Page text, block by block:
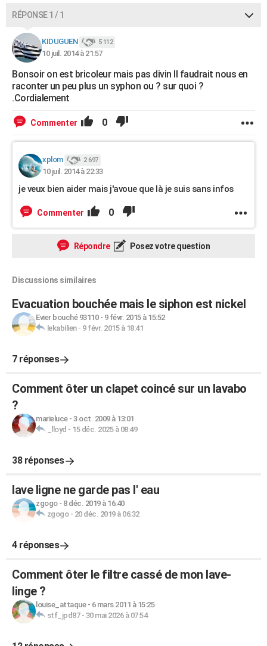
S'inscrire
Se connecter
Lycées
Collèges
Primaires
Universités
Entreprises
Service militaire
Avis de recherche
AVIS DE DÉCÈS
FORUM
Bricolage
Lifestyle
Culture
Sport
Auto
Television
Voyage
Cinema
RÉPONSE 1 / 1
KIDUGUEN 5 112
10 juil. 2014 à 21:57
Bonsoir on est bricoleur mais pas divin Il faudrait nous en
raconter un peu plus un syphon ou ? sur quoi ?
.Cordialement
Commenter 0
xplom 2 697
10 juil. 2014 à 22:33
je veux bien aider mais j'avoue que là je suis sans infos
Commenter 0
Répondre Posez votre question
Discussions similaires
Evacuation bouchée mais le siphon est nickel
Evier bouché 93110- 9 févr. 2015 à 15:52
lekabilien- 9 févr. 2015 à 18:41
7 réponses
Comment ôter un clapet coincé sur un lavabo
?
marieluce- 3 oct. 2009 à 13:01
_lloyd - 15 déc. 2025 à 08:49
38 réponses
lave ligne ne garde pas l' eau
zgogo- 8 déc. 2019 à 16:40
zgogo- 20 déc. 2019 à 06:32
4 réponses
Comment ôter le filtre cassé de mon lave-
linge ?
louise_attaque- 6 mars 2011 à 15:25
stf_jpd87- 30 mai 2026 à 07:54